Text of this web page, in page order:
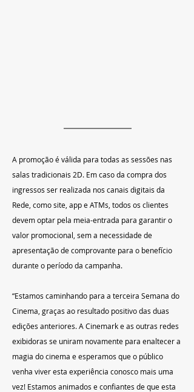
A promoção é válida para todas as sessões nas
salas tradicionais 2D. Em caso da compra dos
ingressos ser realizada nos canais digitais da
Rede, como site, app e ATMs, todos os clientes
devem optar pela meia-entrada para garantir o
valor promocional, sem a necessidade de
apresentação de comprovante para o benefício
durante o período da campanha.
“Estamos caminhando para a terceira Semana do
Cinema, graças ao resultado positivo das duas
edições anteriores. A Cinemark e as outras redes
exibidoras se uniram novamente para enaltecer a
magia do cinema e esperamos que o público
venha viver esta experiência conosco mais uma
vez! Estamos animados e confiantes de que esta